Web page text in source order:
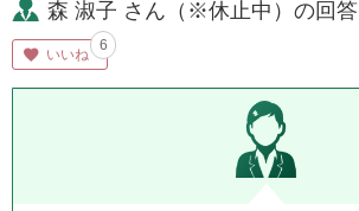
森 淑子 さん（※休止中）の回答
いいね
6